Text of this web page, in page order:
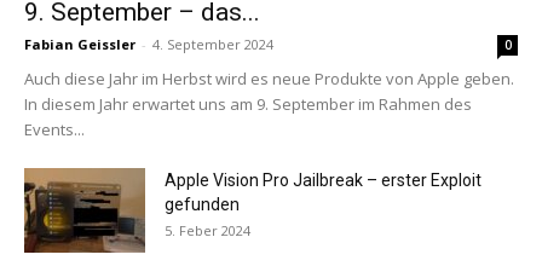
9. September – das...
Fabian Geissler - 4. September 2024 0
Auch diese Jahr im Herbst wird es neue Produkte von Apple geben.
In diesem Jahr erwartet uns am 9. September im Rahmen des
Events...
Apple Vision Pro Jailbreak – erster Exploit
gefunden
5. Feber 2024